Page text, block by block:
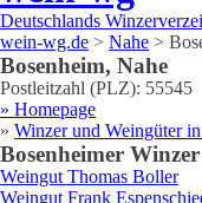
Deutschlands
wein-wg.de > Nahe >
Bosenheim, Nahe
Postleitzahl (PLZ): 55545
» Homepage
» Winzer und Weingüter in
Bosenheimer
Weingut Thomas Boller
Weingut Frank